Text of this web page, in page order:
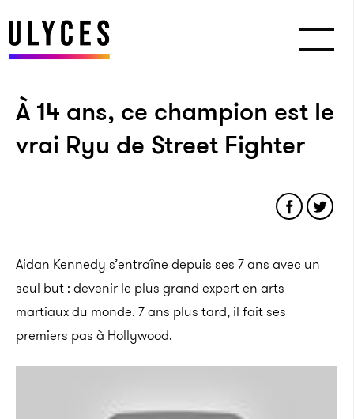
À 14 ans, ce champion est le
vrai Ryu de Street Fighter
Aidan Kennedy s’entraîne depuis ses 7 ans avec un
seul but : devenir le plus grand expert en arts
martiaux du monde. 7 ans plus tard, il fait ses
premiers pas à Hollywood.